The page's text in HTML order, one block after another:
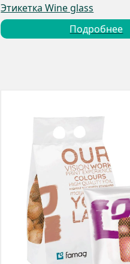
Этикетка Wine glass
Подробнее